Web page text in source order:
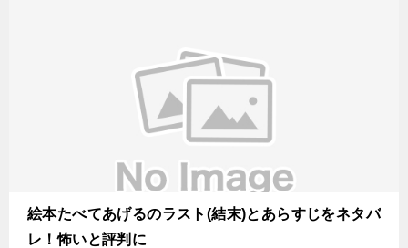
絵本たべてあげるのラスト(結末)とあらすじをネタバ
レ！怖いと評判に